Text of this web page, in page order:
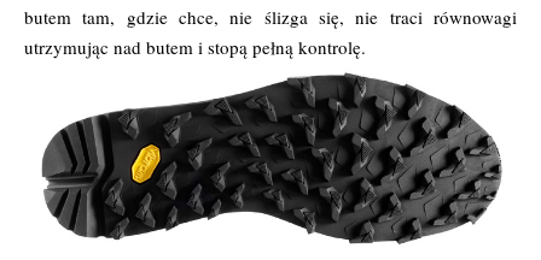
butem tam, gdzie chce, nie ślizga się, nie traci równowagi
utrzymując nad butem i stopą pełną kontrolę.